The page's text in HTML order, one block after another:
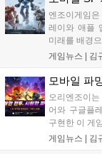
엔조이게임은
레이와 애플
미래를 배경
위한 전투를
지원 보상을
게임뉴스 | 김
모바일 파
오리엔조이
어와 구글플
구현한 이 게
무기 스킬을
게임뉴스 | 김